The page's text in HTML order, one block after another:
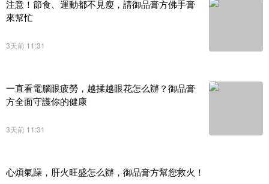
注意！節食、運動都不見瘦，請御品膏方佛手膏
來幫忙
3天前 11:31
一直看電腦眼疲勞，越揉越眼花怎么辦？御品膏
方全面守護你的健康
3天前 11:31
心煩氣躁，肝火旺盛怎么辦，御品膏方幫您救火！